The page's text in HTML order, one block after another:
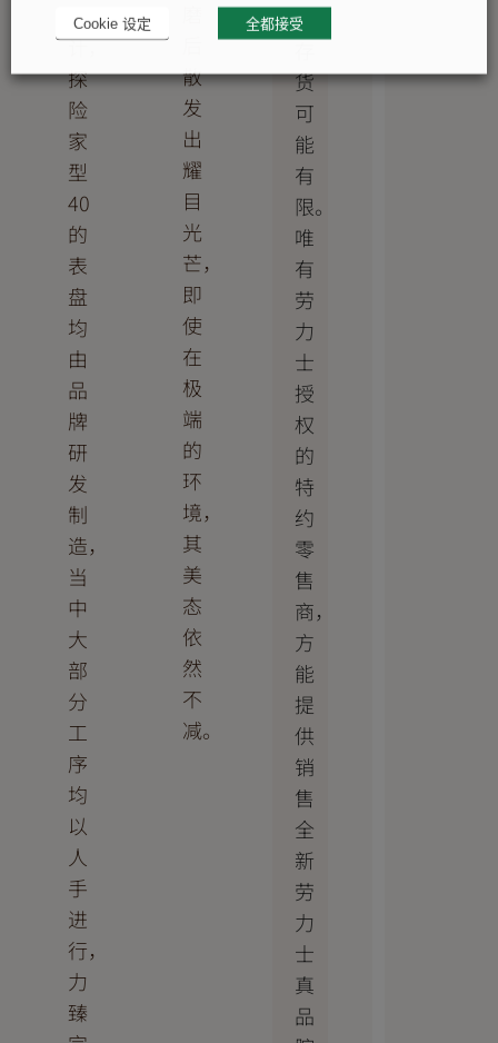
时
计，
探
险
家
型
40
的
表
盘
均
由
品
牌
研
发
制
造，
当
中
大
部
分
工
序
均
以
人
手
进
行，
力
臻
散
发
出
耀
目
光
芒，
即
使
在
极
端
的
环
境，
其
美
态
依
然
不
减。
的
存
货
可
能
有
限。
唯
有
劳
力
士
授
权
的
特
约
零
售
商，
方
能
提
供
销
售
全
新
劳
力
士
真
品
Cookie 设定 全都接受